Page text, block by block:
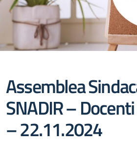
Assemblea
SNADIR –
– 22.11.2024